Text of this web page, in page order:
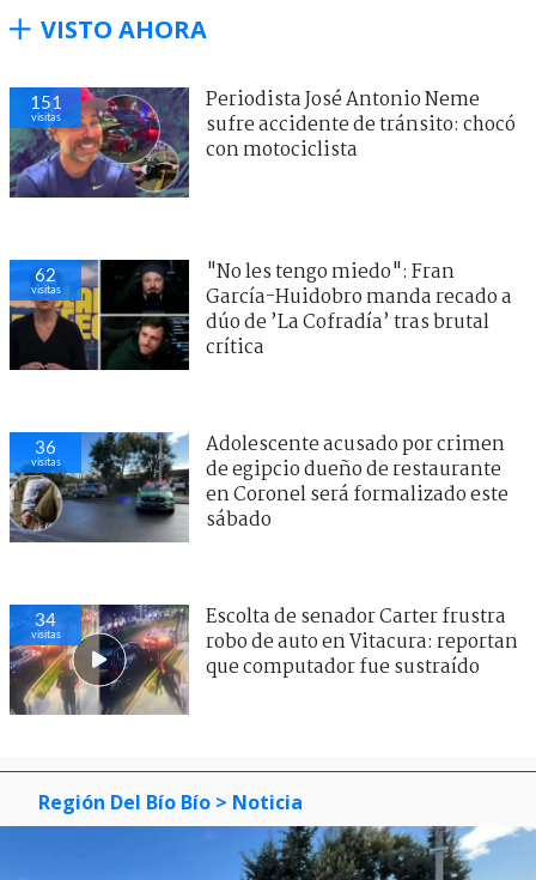
VISTO AHORA
151
visitas
Periodista José Antonio Neme
sufre accidente de tránsito: chocó
con motociclista
62
visitas
"No les tengo miedo": Fran
García-Huidobro manda recado a
dúo de ’La Cofradía’ tras brutal
crítica
36
visitas
Adolescente acusado por crimen
de egipcio dueño de restaurante
en Coronel será formalizado este
sábado
34
visitas
Escolta de senador Carter frustra
robo de auto en Vitacura: reportan
que computador fue sustraído
Región Del Bío Bío > Noticia